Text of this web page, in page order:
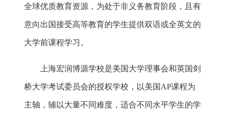
全球优质教育资源，为处于非义务教育阶段，且有
意向出国接受高等教育的学生提供双语或全英文的
大学前课程学习。
上海宏润博源学校是美国大学理事会和英国剑
桥大学考试委员会的授权学校，以美国AP课程为
主轴，辅以大量不同难度，适合不同水平学生的学